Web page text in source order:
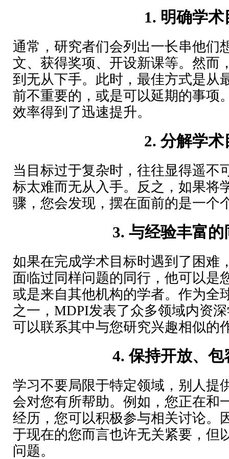
1. 明确学
通常，研究者们会列出一长串他们
文、获得奖项、开设新课等。然而
到无从下手。此时，最佳方式是从
前不重要的，或是可以延期的事项
效率得到了迅速提升。
2. 分解学
当目标过于复杂时，往往显得遥不
标太难而无从入手。反之，如果将
骤，您会发现，摆在面前的是一个
3. 与经验丰富
如果在完成学术目标时遇到了困难
面临过同样问题的同行，他可以是
或是来自其他机构的学者。作为全
之一，MDPI发表了众多领域内资
可以联系其中与您研究兴趣相似的
4.保持开放、
学习不要局限于特定领域，别人提
会对您有所帮助。例如，您正在和
经历，您可以积极参与相关讨论。
于现在的您而言也许无关紧要，但
问题。